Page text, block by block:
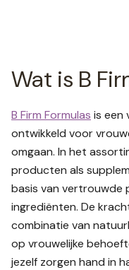
Wat is B
B Firm Formulas is een
ontwikkeld voor
omgaan. In het
producten als
basis van vertrouwde
ingrediënten. De
combinatie van
op vrouwelijke
jezelf zorgen hand in